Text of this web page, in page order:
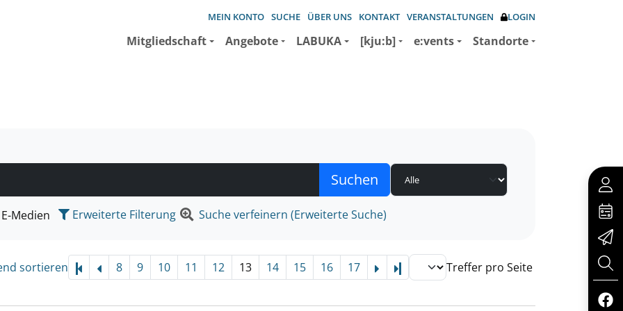
MEIN KONTO SUCHE ÜBER UNS KONTAKT VERANSTALTUNGEN LOGIN
Mitgliedschaft Angebote LABUKA [kju:b] e:vents Standorte
suchen wollen.
E-Medien Erweiterte Filterung Suche verfeinern (Erweiterte Suche)
sortieren 8 9 10 11 12 13 14 15 16 17 Letzte SeiteTreffer pro Seite